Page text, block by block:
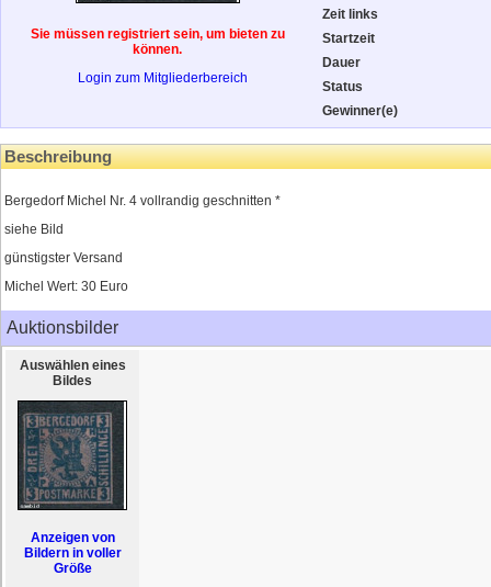
Sie müssen registriert sein, um bieten zu
können.
Login zum Mitgliederbereich
Zeit links
Startzeit
Dauer
Status
Gewinner(e)
Beschreibung
Bergedorf Michel Nr. 4 vollrandig geschnitten *
siehe Bild
günstigster Versand
Michel Wert: 30 Euro
Auktionsbilder
Auswählen eines
Bildes
Anzeigen von
Bildern in voller
Größe